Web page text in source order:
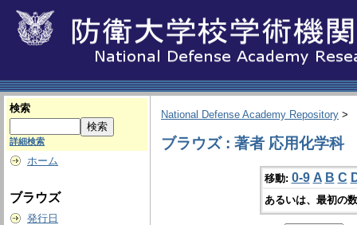
検索
詳細検索
ホーム
ブラウズ
発行日
National Defense Academy Repository >
ブラウズ : 著者 応用化学科
移動: 0-9 A B C
あるいは、最初の